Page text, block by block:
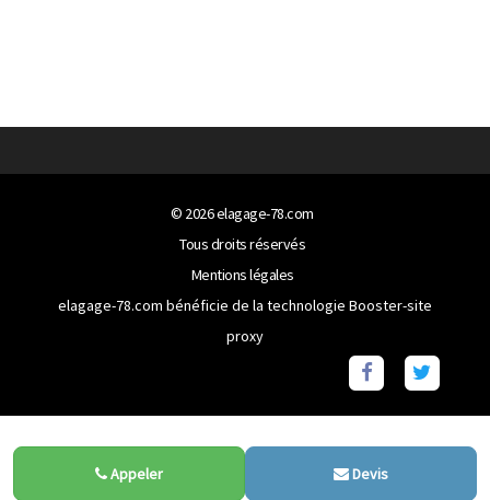
Appeler Devis
© 2026elagage-78.com
Tous droits réservés
Mentions légales
elagage-78.com bénéficie de la technologie Booster-site
proxy